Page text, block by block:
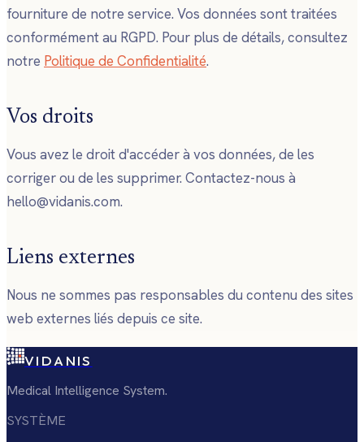
fourniture de notre service. Vos données sont traitées
conformément au RGPD. Pour plus de détails, consultez
notre Politique de Confidentialité.
Vos droits
Vous avez le droit d'accéder à vos données, de les
corriger ou de les supprimer. Contactez-nous à
hello@vidanis.com.
Liens externes
Nous ne sommes pas responsables du contenu des sites
web externes liés depuis ce site.
VIDANIS
Medical Intelligence System.
SYSTÈME